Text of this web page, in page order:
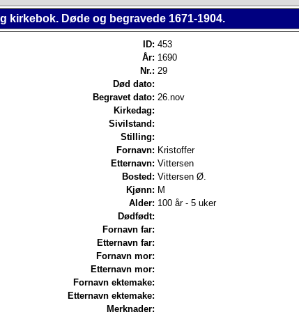
kirkebok. Døde og begravede 1671-1904.
ID: 453
År: 1690
Nr.: 29
Død dato:
Begravet dato: 26.nov
Kirkedag:
Sivilstand:
Stilling:
Fornavn: Kristoffer
Etternavn: Vittersen
Bosted: Vittersen Ø.
Kjønn: M
Alder: 100 år - 5 uker
Dødfødt:
Fornavn far:
Etternavn far:
Fornavn mor:
Etternavn mor:
Fornavn ektemake:
Etternavn ektemake:
Merknader: